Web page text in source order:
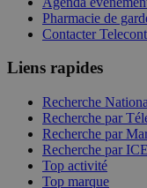
Pharmacie de
Contacter
Liens rapides
Recherche
Recherche par
Recherche par
Recherche par ICE
Top activité
Top marque